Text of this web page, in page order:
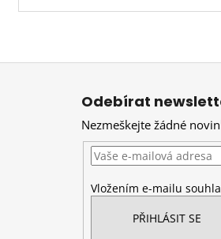
Z
Odebírat
Nezmeškejte žádné
Vložením e-mailu
PŘIHLÁSIT SE